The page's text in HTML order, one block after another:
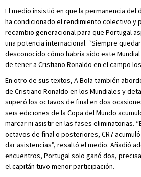
El medio insistió en que la permanencia
ha condicionado el rendimiento colectivo y
recambio generacional para que Portugal
una potencia internacional. “Siempre
desconocido cómo habría sido este
de tener a Cristiano Ronaldo en el campo
En otro de sus textos, A Bola también
de Cristiano Ronaldo en los Mundiales y
superó los octavos de final en dos
seis ediciones de la Copa del Mundo
marcar ni asistir en las fases eliminatorias.
octavos de final o posteriores, CR7
dar asistencias”, resaltó el medio. Añadió
encuentros, Portugal solo ganó dos,
el capitán tuvo menor participación.